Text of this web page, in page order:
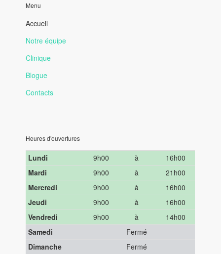
Menu
Accueil
Notre équipe
Clinique
Blogue
Contacts
Heures d'ouvertures
Lundi 9h00 à
16h00
Mardi
9h00 à
21h00
Mercredi
9h00 à
16h00
Jeudi
9h00 à
16h00
Vendredi
9h00 à
14h00
Samedi
Fermé
Dimanche
Fermé